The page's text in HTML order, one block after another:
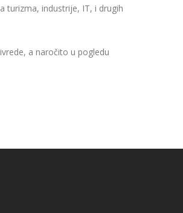
turizma, industrije, IT, i drugih
a naročito u pogledu